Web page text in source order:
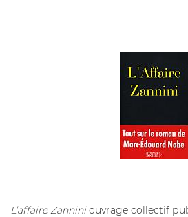
L’affaire Zanniniouvrage collectif